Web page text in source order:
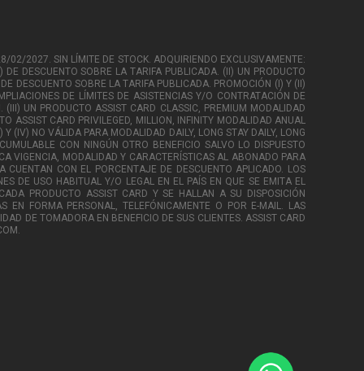
2027. SIN LÍMITE DE STOCK. ADQUIRIENDO EXCLUSIVAMENTE:
DESCUENTO SOBRE LA TARIFA PUBLICADA. (II) UN PRODUCTO
DESCUENTO SOBRE LA TARIFA PUBLICADA. PROMOCIÓN (I) Y (II)
DE LÍMITES DE ASISTENCIAS Y/O CONTRATACIÓN DE
UN PRODUCTO ASSIST CARD CLASSIC, PREMIUM MODALIDAD
ASSIST CARD PRIVILEGED, MILLION, INFINITY MODALIDAD ANUAL
(IV) NO VÁLIDA PARA MODALIDAD DAILY, LONG STAY DAILY, LONG
CON NINGÚN OTRO BENEFICIO SALVO LO DISPUESTO
VIGENCIA, MODALIDAD Y CARACTERÍSTICAS AL ABONADO PARA
CON EL PORCENTAJE DE DESCUENTO APLICADO. LOS
DE USO HABITUAL Y/O LEGAL EN EL PAÍS EN QUE SE EMITA EL
PRODUCTO ASSIST CARD Y SE HALLAN A SU DISPOSICIÓN
EN FORMA PERSONAL, TELEFÓNICAMENTE O POR E-MAIL. LAS
DE TOMADORA EN BENEFICIO DE SUS CLIENTES. ASSIST CARD